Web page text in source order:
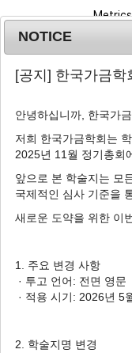
Metrics
Author:
NOTICE
[공지] 한국가금학
안녕하십니까, 한국가
저희 한국가금학회는
2025년 11월 정기총회
앞으로 본 학술지는 모
국제적인 심사 기준을
새로운 도약을 위한 이
1. 주요 변경 사항
· 투고 언어: 전면 영문
· 적용 시기: 2026년 5
2. 학술지명 변경